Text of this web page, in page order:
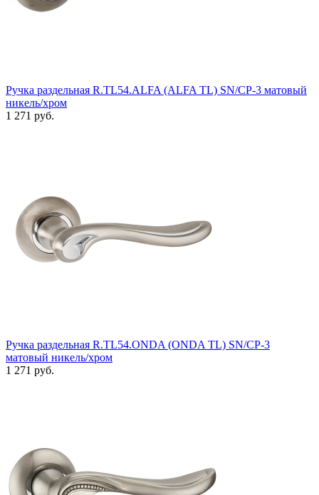
Ручка раздельная R.TL54.ALFA (ALFA TL) SN/CP-3 матовый
никель/хром
1 271 руб.
Ручка раздельная R.TL54.ONDA (ONDA TL) SN/CP-3
матовый никель/хром
1 271 руб.